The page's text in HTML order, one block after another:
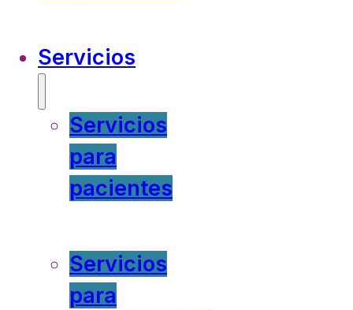
Servicios
Servicios
para
pacientes
Servicios
para